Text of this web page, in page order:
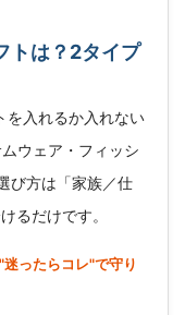
トは？2タイプ
を入れるか入れない
ウェア・フィッシ
び方は「家族／仕
るだけです。
ったらコレ"で守り